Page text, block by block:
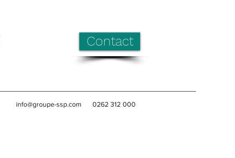
Contact
info@groupe-ssp.com 0262 312 000